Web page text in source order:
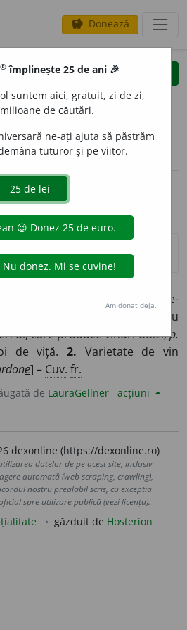
savings Donează
clear
opțiuni
Soi de viță-de-
cu struguri mici, cilindrici, cu
care produce vinuri dulci;p.
de viță. 2. Varietate de vin
e] – Cuv. fr.
de LauraGellner acțiuni
dexonline (https://dexonline.ro)
datelor de pe acest site, inclusiv
automată (web scraping, crawling),
nostru prealabil scris, cu excepția
spre utilizare publică (vezi licența).
găzduit de Hosterion
® împlinește 25 de ani 🎉
suntem aici, gratuit, zi de zi,
de căutări.
ne-ați ajuta să păstrăm
tuturor și pe viitor.
Am donat deja.